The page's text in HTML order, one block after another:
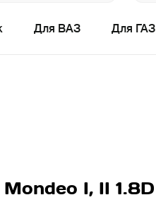
Для ВАЗ Для ГАЗ
I, II 1.8D